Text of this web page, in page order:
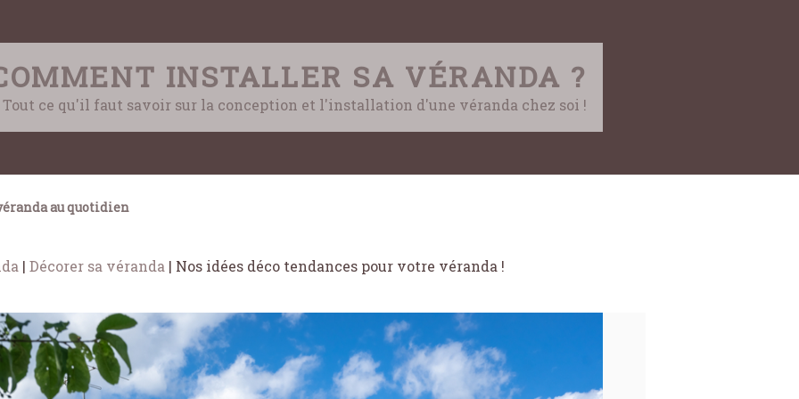
INSTALLER SA VÉRANDA ?
Tout ce qu'il faut savoir sur la conception et l'installation d'une véranda chez soi !
au quotidien
| Décorer sa véranda | Nos idées déco tendances pour votre véranda !